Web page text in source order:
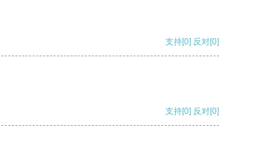
支持[0] 反对[0]
支持[0] 反对[0]